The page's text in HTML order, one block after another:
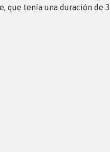
tenía una duración de